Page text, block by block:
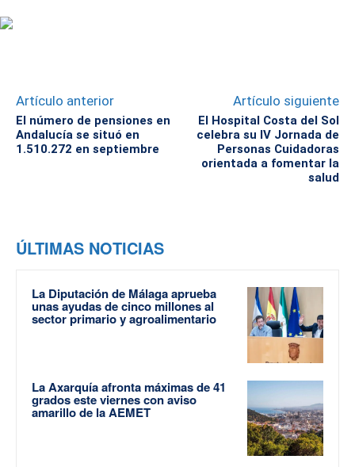
Artículo anterior
El número de pensiones en
Andalucía se situó en
1.510.272 en septiembre
Artículo siguiente
El Hospital Costa del Sol
celebra su IV Jornada de
Personas Cuidadoras
orientada a fomentar la
salud
ÚLTIMAS NOTICIAS
La Diputación de Málaga aprueba
unas ayudas de cinco millones al
sector primario y agroalimentario
La Axarquía afronta máximas de 41
grados este viernes con aviso
amarillo de la AEMET